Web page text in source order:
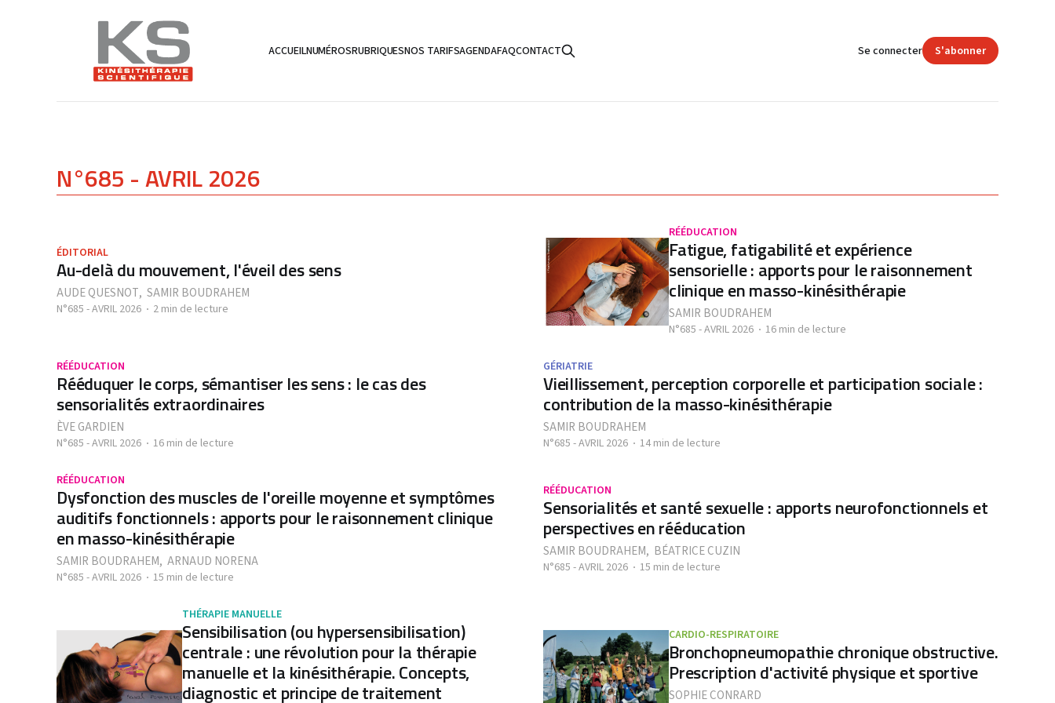
ACCUEILNUMÉROSRUBRIQUESNOS TARIFSAGENDAFAQCONTACT Se connecter S'abonner
N°685 - AVRIL 2026
ÉDITORIAL
Au-delà du mouvement, l'éveil des sens
AUDE QUESNOT, SAMIR BOUDRAHEM
N°685 - AVRIL 2026 2 min de lecture
RÉÉDUCATION
Fatigue, fatigabilité et expérience
sensorielle : apports pour le raisonnement
clinique en masso-kinésithérapie
SAMIR BOUDRAHEM
N°685 - AVRIL 2026 16 min de lecture
RÉÉDUCATION
Rééduquer le corps, sémantiser les sens : le cas des
sensorialités extraordinaires
ÈVE GARDIEN
N°685 - AVRIL 2026 16 min de lecture
GÉRIATRIE
Vieillissement, perception corporelle et participation sociale :
contribution de la masso-kinésithérapie
SAMIR BOUDRAHEM
N°685 - AVRIL 2026 14 min de lecture
RÉÉDUCATION
Dysfonction des muscles de l'oreille moyenne et symptômes
auditifs fonctionnels : apports pour le raisonnement clinique
en masso-kinésithérapie
SAMIR BOUDRAHEM, ARNAUD NORENA
N°685 - AVRIL 2026 15 min de lecture
RÉÉDUCATION
Sensorialités et santé sexuelle : apports neurofonctionnels et
perspectives en rééducation
SAMIR BOUDRAHEM, BÉATRICE CUZIN
N°685 - AVRIL 2026 15 min de lecture
THÉRAPIE MANUELLE
Sensibilisation (ou hypersensibilisation)
centrale : une révolution pour la thérapie
manuelle et la kinésithérapie. Concepts,
diagnostic et principe de traitement
CARDIO-RESPIRATOIRE
Bronchopneumopathie chronique obstructive.
Prescription d'activité physique et sportive
SOPHIE CONRARD